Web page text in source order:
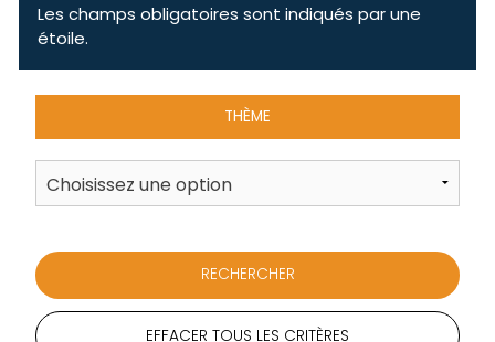
Les champs obligatoires sont indiqués par une
étoile.
THÈME
EFFACER TOUS LES CRITÈRES